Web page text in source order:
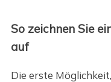
So zeichnen Sie
auf
Die erste